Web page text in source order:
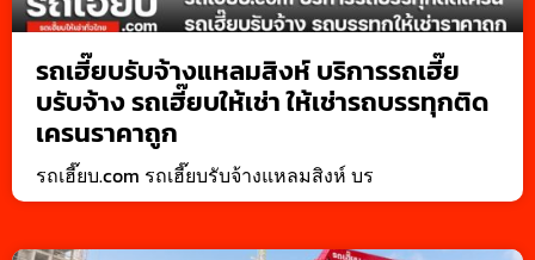
รถเฮี๊ยบรับจ้างแหลมสิงห์ บริการรถเฮี๊ย
บรับจ้าง รถเฮี๊ยบให้เช่า ให้เช่ารถบรรทุกติด
เครนราคาถูก
รถเฮี๊ยบ.com รถเฮี๊ยบรับจ้างแหลมสิงห์ บร